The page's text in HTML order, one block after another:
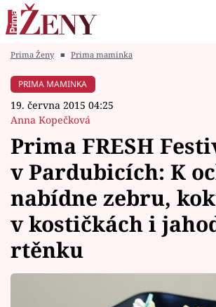
Módní alarm
Zrádci
Témata
Celebrity
Vztahy
Prima Ženy ■ Prima maminka
PRIMA MAMINKA
19. června 2015 04:25
Anna Kopečková
Prima FRESH
v Pardubicích: K
nabídne zebru,
v kostičkách i
rtěnku